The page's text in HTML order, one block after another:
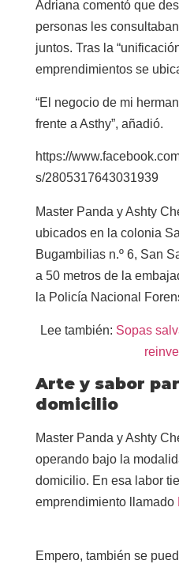
Adriana comentó que
personas les
juntos. Tras la
emprendimientos se
“El negocio de mi
frente a Asthy”, añadió.
https://
s/2805317643031939
Master Panda y Ashty
ubicados en la colonia
Bugambilias n.º 6, San
a 50 metros de la
la Policía Nacional
Lee también: Sopas
Arte y sabor
domicilio
Master Panda y Ashty
operando bajo la
domicilio. En esa labor
emprendimiento llamado
Empero, también se